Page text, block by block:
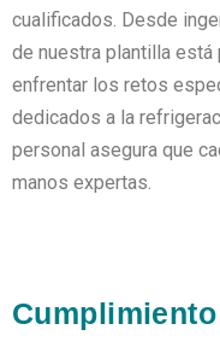
cualificados. Desde
de nuestra plantilla está
enfrentar los retos
dedicados a la
personal asegura que
manos expertas.